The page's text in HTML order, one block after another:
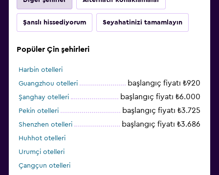
Şanslı hissediyorum Seyahatinizi tamamlayın
Popüler Çin şehirleri
Harbin otelleri
Guangzhou otelleri
başlangıç fiyatı ₺920
Şanghay otelleri başlangıç fiyatı ₺6.000
Pekin otelleri başlangıç fiyatı ₺3.725
Shenzhen otelleri başlangıç fiyatı ₺3.686
Huhhot otelleri
Urumçi otelleri
Çangçun otelleri